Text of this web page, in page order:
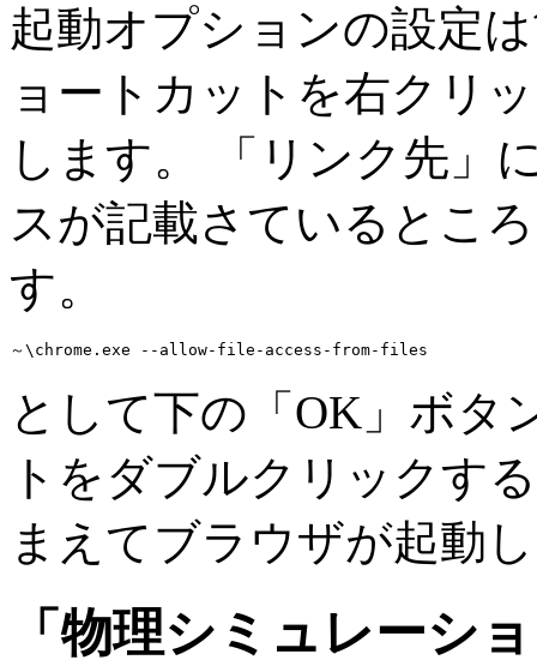
起動オプションの設定
ョートカットを右クリ
します。 「リンク先」
スが記載さているとこ
す。
として下の「OK」ボタ
トをダブルクリックす
まえてブラウザが起動
「物理シミュレーシ